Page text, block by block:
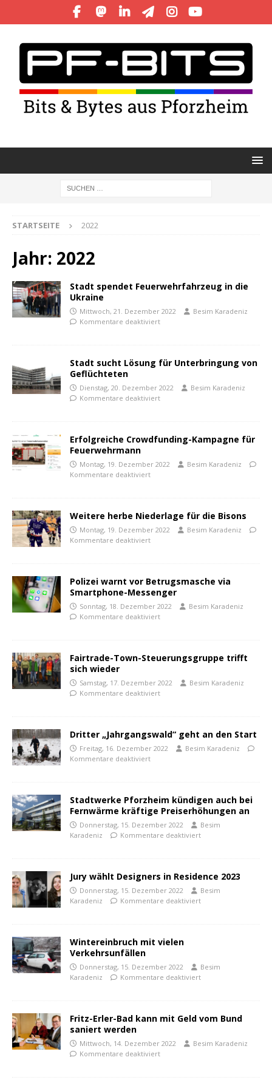
STARTSEITE 2022
Jahr: 2022
Stadt spendet Feuerwehrfahrzeug in die
Ukraine
Mittwoch, 21. Dezember 2022
Besim Karadeniz
Kommentare deaktiviert
Stadt sucht Lösung für Unterbringung von
Geflüchteten
Dienstag, 20. Dezember 2022
Besim Karadeniz
Kommentare deaktiviert
Erfolgreiche Crowdfunding-Kampagne für
Feuerwehrmann
Montag, 19. Dezember 2022
Besim Karadeniz
Kommentare deaktiviert
Weitere herbe Niederlage für die Bisons
Montag, 19. Dezember 2022
Besim Karadeniz
Kommentare deaktiviert
Polizei warnt vor Betrugsmasche via
Smartphone-Messenger
Sonntag, 18. Dezember 2022
Besim Karadeniz
Kommentare deaktiviert
Fairtrade-Town-Steuerungsgruppe trifft
sich wieder
Samstag, 17. Dezember 2022
Besim Karadeniz
Kommentare deaktiviert
Dritter „Jahrgangswald“ geht an den Start
Freitag, 16. Dezember 2022
Besim Karadeniz
Kommentare deaktiviert
Stadtwerke Pforzheim kündigen auch bei
Fernwärme kräftige Preiserhöhungen an
Donnerstag, 15. Dezember 2022
Besim
Karadeniz
Kommentare deaktiviert
Jury wählt Designers in Residence 2023
Donnerstag, 15. Dezember 2022
Besim
Karadeniz
Kommentare deaktiviert
Wintereinbruch mit vielen
Verkehrsunfällen
Donnerstag, 15. Dezember 2022
Besim
Karadeniz
Kommentare deaktiviert
Fritz-Erler-Bad kann mit Geld vom Bund
saniert werden
Mittwoch, 14. Dezember 2022
Besim Karadeniz
Kommentare deaktiviert